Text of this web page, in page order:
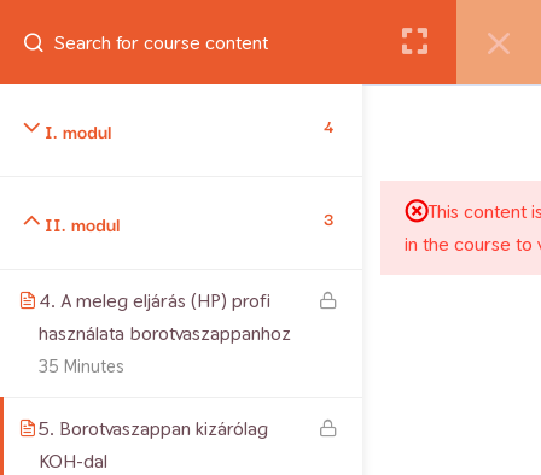
Belépés
I. modul 4
II. modul 3
4. A meleg eljárás (HP) profi
használata borotvaszappanhoz
35 Minutes
5. Borotvaszappan kizárólag
KOH-dal
This content
in the course to
Jogtulajdonos: Csiszár Andrea. Minden jog fenntartva. 2012-